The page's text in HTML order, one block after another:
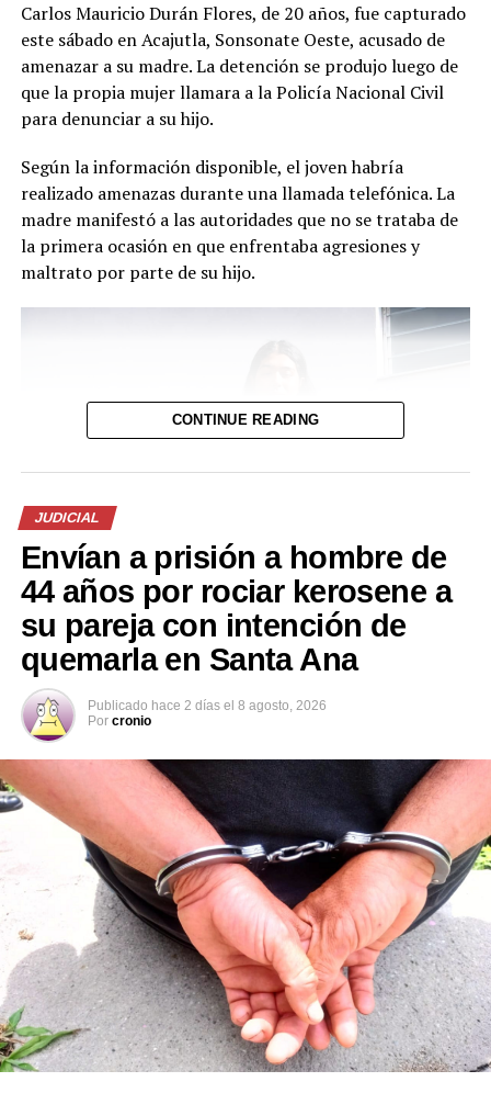
Carlos Mauricio Durán Flores, de 20 años, fue capturado
este sábado en Acajutla, Sonsonate Oeste, acusado de
amenazar a su madre. La detención se produjo luego de
que la propia mujer llamara a la Policía Nacional Civil
para denunciar a su hijo.
Según la información disponible, el joven habría
realizado amenazas durante una llamada telefónica. La
madre manifestó a las autoridades que no se trataba de
la primera ocasión en que enfrentaba agresiones y
maltrato por parte de su hijo.
Los agentes de la PNC localizaron a Durán Flores en la
calle principal del barrio La Playa, en Acajutla, y
procedieron a su captura. El detenido fue puesto a
disposición de las autoridades correspondientes para
que se continúe con el proceso legal.
El caso se da en el marco de las denuncias por violencia
CONTINUE READING
JUDICIAL
Envían a prisión a hombre de
44 años por rociar kerosene a
su pareja con intención de
quemarla en Santa Ana
Publicado hace 2 días el 8 agosto, 2026
Por cronio